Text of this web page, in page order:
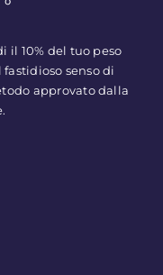
il 10% del tuo peso
senso di
approvato dalla